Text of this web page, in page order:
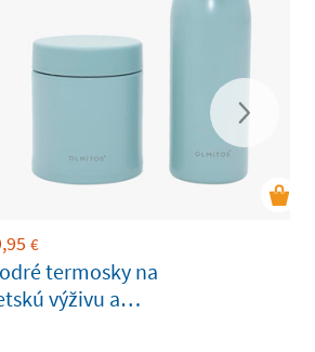
€
termosky na
výživu a